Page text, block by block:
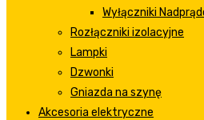
Wyłączniki
Rozłączniki izolacyjne
Lampki
Dzwonki
Gniazda na szynę
Akcesoria elektryczne